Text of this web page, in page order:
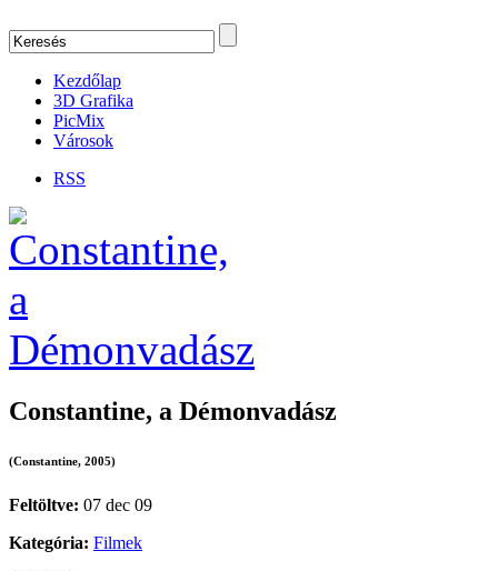
Kezdőlap
3D Grafika
PicMix
Városok
RSS
Constantine, a Démonvadász
(Constantine, 2005)
Feltöltve: 07 dec 09
Kategória: Filmek